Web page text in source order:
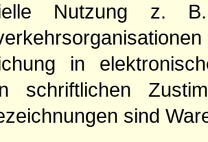
Nutzung z.
in
schriftlichen
sind